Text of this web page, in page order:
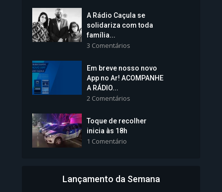
Vice-Prefeita Sheila Lemos
tomará posse nesta...
1.101 Modos de exibição
Bahia inicia emissão da
A Rádio Caçula se
solidariza com toda
família...
3 Comentários
Em breve nosso novo
App no Ar! ACOMPANHE
A RÁDIO...
2 Comentários
Toque de recolher
inicia às 18h
1 Comentário
Lançamento da Semana